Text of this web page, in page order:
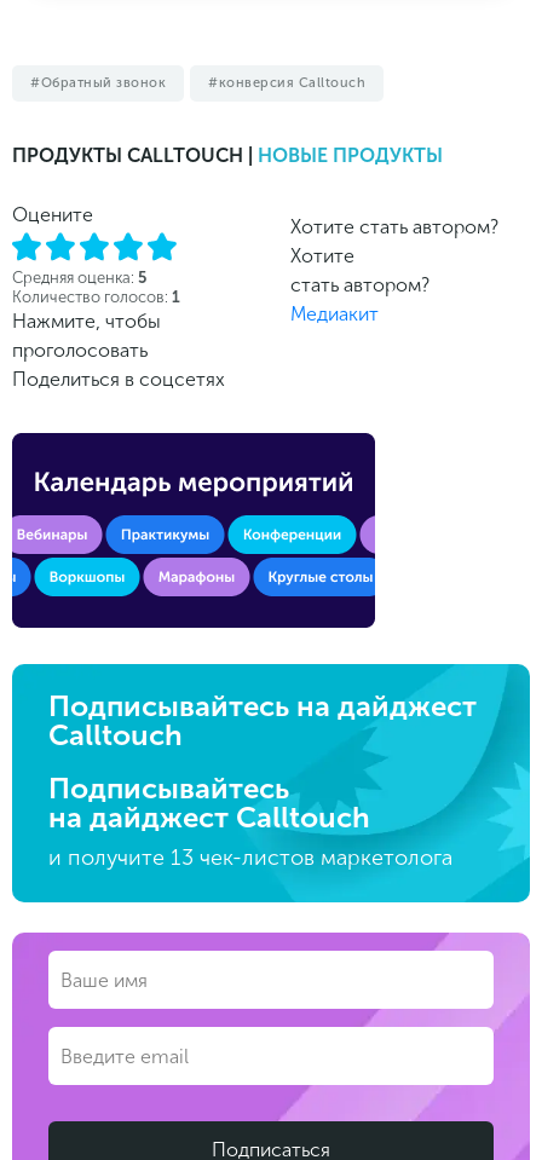
Обратный звонок конверсия Calltouch
ПРОДУКТЫ CALLTOUCH | НОВЫЕ ПРОДУКТЫ
Оцените
Средняя оценка: 5
Количество голосов: 1
Нажмите, чтобы
проголосовать
Поделиться в соцсетях
Хотите стать автором?
Хотите
стать автором?
Медиакит
Подписывайтесь на дайджест
Calltouch
Подписывайтесь
на дайджест Calltouch
и получите 13 чек-листов маркетолога